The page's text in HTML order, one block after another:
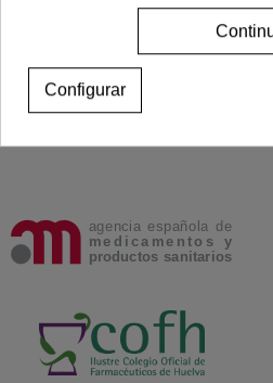
Configurar